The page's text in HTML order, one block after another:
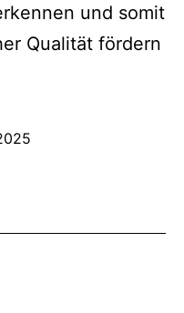
und somit
Qualität fördern